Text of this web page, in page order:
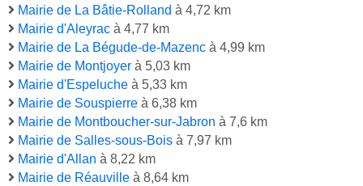
Mairie de La Bâtie-Rolland à 4,72 km
Mairie d'Aleyrac à 4,77 km
Mairie de La Bégude-de-Mazenc à 4,99 km
Mairie de Montjoyer à 5,03 km
Mairie d'Espeluche à 5,33 km
Mairie de Souspierre à 6,38 km
Mairie de Montboucher-sur-Jabron à 7,6 km
Mairie de Salles-sous-Bois à 7,97 km
Mairie d'Allan à 8,22 km
Mairie de Réauville à 8,64 km